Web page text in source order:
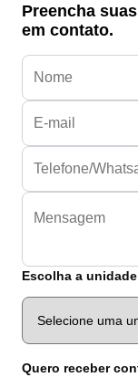
Preencha
em contato.
Escolha a
Quero receber